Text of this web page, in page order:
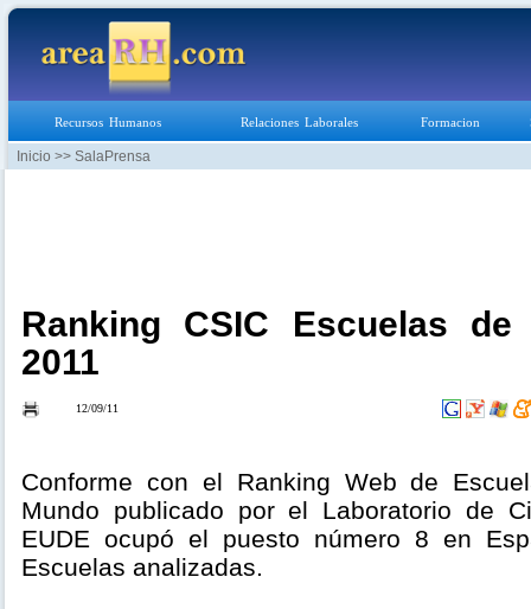
Recursos Humanos Relaciones Laborales Formacion
Inicio >> SalaPrensa
Ranking CSIC Escuelas
2011
12/09/11
Conforme con el Ranking Web de
Mundo publicado por el Laboratorio de
EUDE ocupó el puesto número 8 en
Escuelas analizadas.